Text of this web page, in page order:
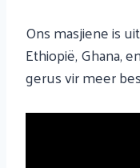
Ons masjiene is
Ethiopië, Ghana,
gerus vir meer